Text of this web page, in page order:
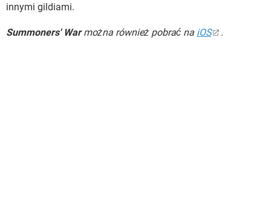
innymi gildiami.
Summoners' Warmożna również pobrać na iOS .